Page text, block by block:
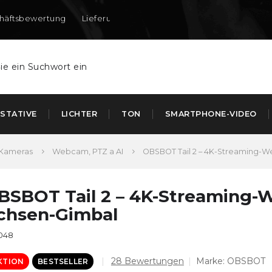
Lieferung nach DE und AT
STATIVE LICHTER TON SMARTPHONE-VIDEO
Webcam, PTZ a AI OBSBOT Tail 2 – 4K-Streaming-
Tail 2 – 4K-Streaming-
Gimbal
BESTSELLER
Die
28 Bewertungen Marke: OBSBOT